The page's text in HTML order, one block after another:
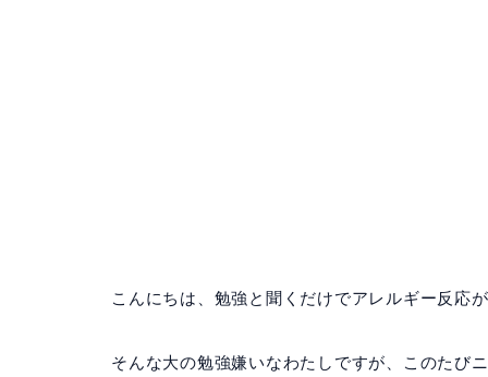
こんにちは、勉強と聞くだけでアレルギー反応
そんな大の勉強嫌いなわたしですが、このたび